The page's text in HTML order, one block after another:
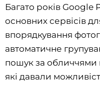
Багато років Google
основних сервісів
впорядкування
автоматичне
пошук за обличчями
які давали